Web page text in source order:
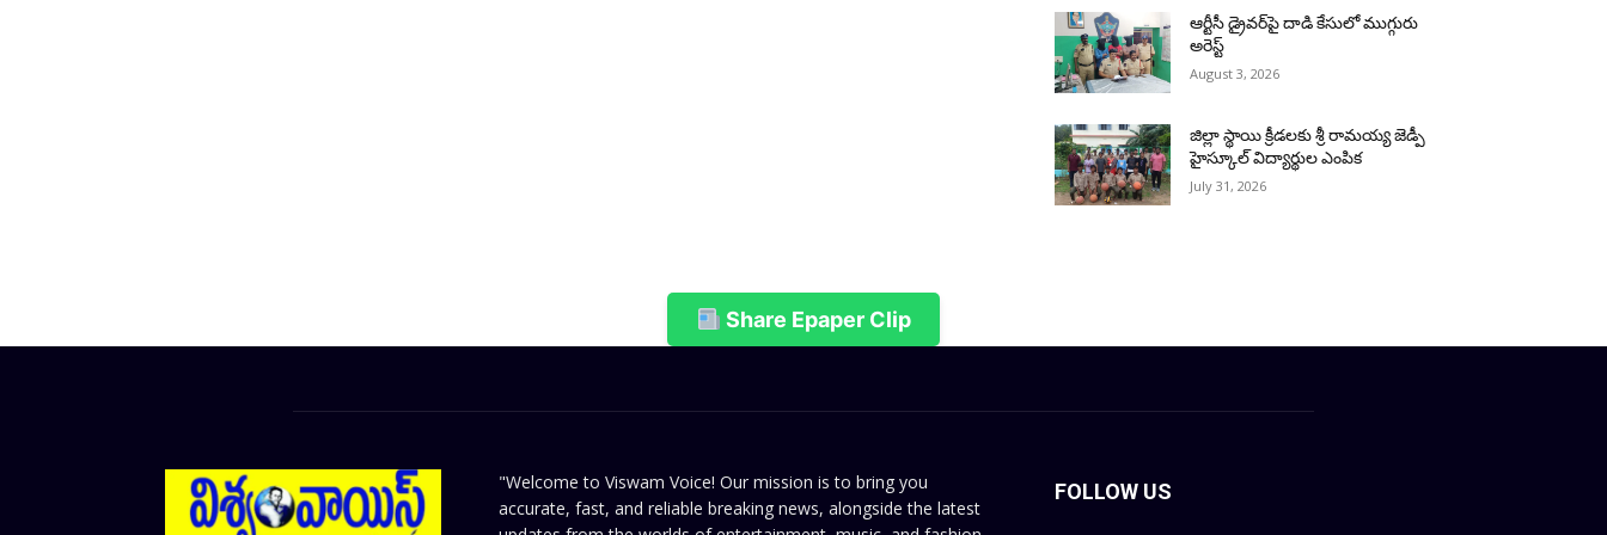
ఆర్టీసీ డ్రైవర్‌పై దాడి కేసులో ముగ్గురు
అరెస్ట్
August 3, 2026
జిల్లా స్థాయి క్రీడలకు శ్రీ రామయ్య జెడ్పీ
హైస్కూల్ విద్యార్థుల ఎంపిక
July 31, 2026
Share Epaper Clip
"Welcome to Viswam Voice! Our mission is to bring you
accurate, fast, and reliable breaking news, alongside the latest
FOLLOW US